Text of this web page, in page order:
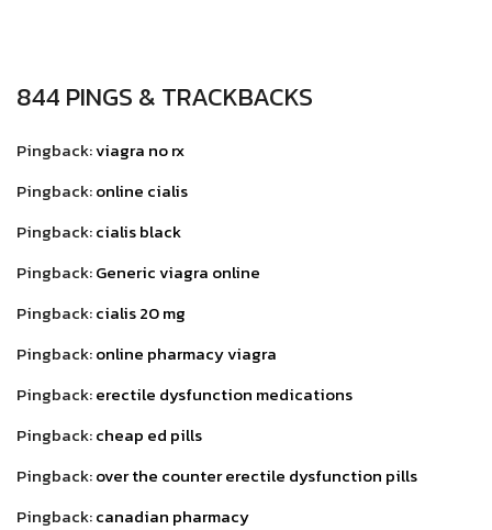
844 PINGS & TRACKBACKS
Pingback:viagra no rx
Pingback:online cialis
Pingback:cialis black
Pingback:Generic viagra online
Pingback:cialis 20 mg
Pingback:online pharmacy viagra
Pingback:erectile dysfunction medications
Pingback:cheap ed pills
Pingback:over the counter erectile dysfunction pills
Pingback:canadian pharmacy